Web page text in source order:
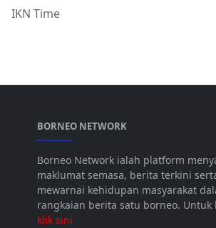
IKN Time
BORNEO NETWORK
Borneo Network ialah platform
maklumat semasa, berita terkini
mewarnai kehidupan masyarakat
rangkaian berita satu borneo.
klik sini